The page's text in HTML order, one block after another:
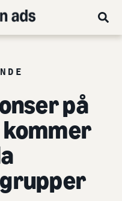
på
kommer